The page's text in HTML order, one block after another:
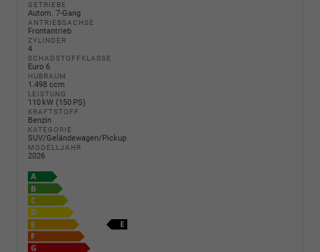
GETRIEBE
Autom. 7-Gang
ANTRIEBSACHSE
Frontantrieb
ZYLINDER
4
SCHADSTOFFKLASSE
Euro 6
HUBRAUM
1.498 ccm
LEISTUNG
110 kW (150 PS)
KRAFTSTOFF
Benzin
KATEGORIE
SUV/Geländewagen/Pickup
MODELLJAHR
2026